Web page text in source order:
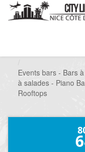
Events bars - Bars
à salades - Piano
Rooftops